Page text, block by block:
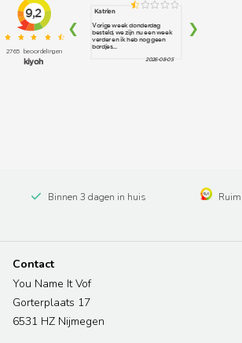
Binnen 3 dagen in huis
Contact
You Name It Vof
Gorterplaats 17
6531 HZ Nijmegen